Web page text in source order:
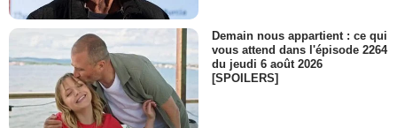
Demain nous appartient : ce qui
vous attend dans l'épisode 2264
du jeudi 6 août 2026
[SPOILERS]